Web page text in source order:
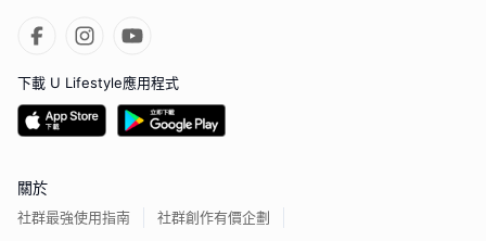
下載 U Lifestyle應用程式
關於
社群最強使用指南
社群創作有價企劃